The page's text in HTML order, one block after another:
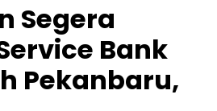
Segera
Bank
Pekanbaru,